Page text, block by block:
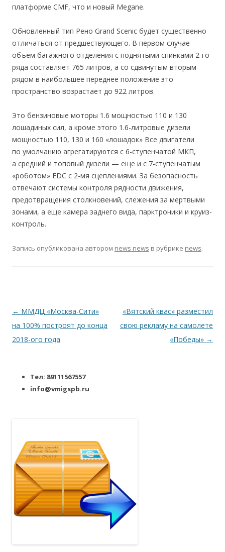
платформе CMF, что и новый Megane.
Обновленный тип Рено Grand Scenic будет существенно
отличаться от предшествующего. В первом случае
объем багажного отделения с поднятыми спинками 2-го
ряда составляет 765 литров, а со сдвинутым вторым
рядом в наибольшее переднее положение это
пространство возрастает до 922 литров.
Это бензиновые моторы 1.6 мощностью 110 и 130
лошадиных сил, а кроме этого 1.6-литровые дизели
мощностью 110, 130 и 160 «лошадок» Все двигатели
по умолчанию агрегатируются с 6-ступенчатой МКП,
а средний и топовый дизели — еще и с 7-ступенчатым
«роботом» EDC с 2-мя сцеплениями. За безопасность
отвечают системы контроля рядности движения,
предотвращения столкновений, слежения за мертвыми
зонами, а еще камера заднего вида, парктроники и круиз-
контроль.
Запись опубликована автором news news в рубрике news.
Навигация по записям
← ММДЦ «Москва-Сити»
на 100% построят до конца
2018-ого года
«Вятский квас» разместил
свою рекламу на самолете
«Победы» →
Тел: 89111567557
info@vmigspb.ru